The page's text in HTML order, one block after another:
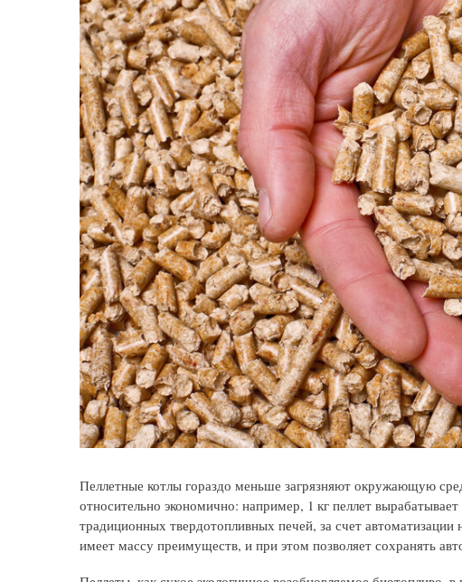
Пеллетные котлы гораздо меньше загрязняют окружающую
относительно экономично: например, 1 кг пеллет вырабатывает
традиционных твердотопливных печей, за счет
имеет массу преимуществ, и при этом позволяет сохранять